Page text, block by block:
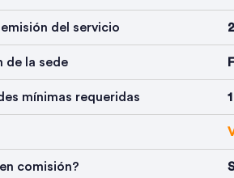
emisión del servicio
de la sede
mínimas requeridas 1
comisión?